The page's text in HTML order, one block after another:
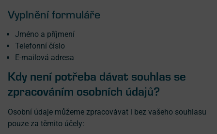
Vyplnění formuláře
Jméno a příjmení
Telefonní číslo
E-mailová adresa
Kdy není potřeba dávat souhlas se
zpracováním osobních údajů?
Osobní údaje můžeme zpracovávat i bez vašeho souhlasu
pouze za těmito účely: